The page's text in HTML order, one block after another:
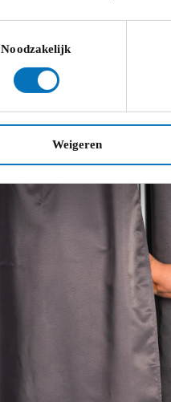
Noodzakelijk
Weigeren